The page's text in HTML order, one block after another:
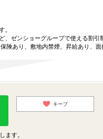
。
、ゼンショーグループで使える割引
険あり、敷地内禁煙、昇給あり、
キープ
ます。